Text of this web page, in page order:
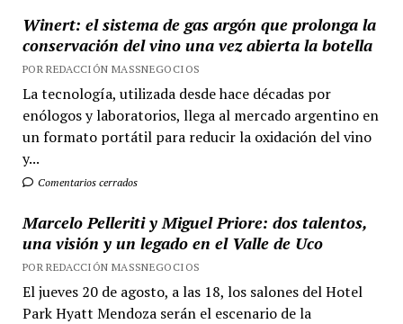
Winert: el sistema de gas argón que prolonga la
conservación del vino una vez abierta la botella
POR REDACCIÓN MASSNEGOCIOS
La tecnología, utilizada desde hace décadas por
enólogos y laboratorios, llega al mercado argentino en
un formato portátil para reducir la oxidación del vino
y...
Comentarios cerrados
Marcelo Pelleriti y Miguel Priore: dos talentos,
una visión y un legado en el Valle de Uco
POR REDACCIÓN MASSNEGOCIOS
El jueves 20 de agosto, a las 18, los salones del Hotel
Park Hyatt Mendoza serán el escenario de la